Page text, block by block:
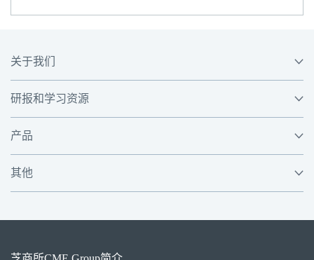
关于我们
研报和学习资源
产品
其他